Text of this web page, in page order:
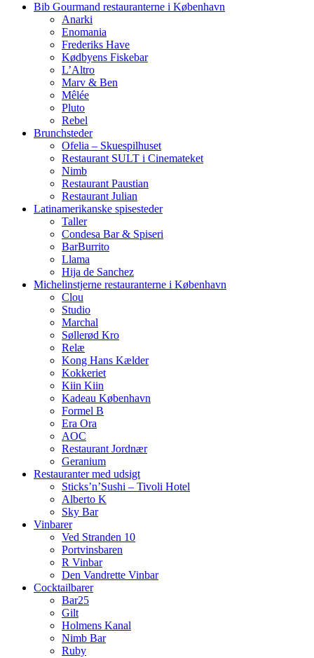
Bib Gourmand restauranterne i København
Anarki
Enomania
Frederiks Have
Kødbyens Fiskebar
L’Altro
Marv & Ben
Mêlée
Pluto
Rebel
Brunchsteder
Ofelia – Skuespilhuset
Restaurant SULT i Cinemateket
Nimb
Restaurant Paustian
Restaurant Julian
Latinamerikanske spisesteder
Taller
Condesa Bar & Spiseri
BarBurrito
Llama
Hija de Sanchez
Michelinstjerne restauranterne i København
Clou
Studio
Marchal
Søllerød Kro
Relæ
Kong Hans Kælder
Kokkeriet
Kiin Kiin
Kadeau København
Formel B
Era Ora
AOC
Restaurant Jordnær
Geranium
Restauranter med udsigt
Sticks’n’Sushi – Tivoli Hotel
Alberto K
Sky Bar
Vinbarer
Ved Stranden 10
Portvinsbaren
R Vinbar
Den Vandrette Vinbar
Cocktailbarer
Bar25
Gilt
Holmens Kanal
Nimb Bar
Ruby